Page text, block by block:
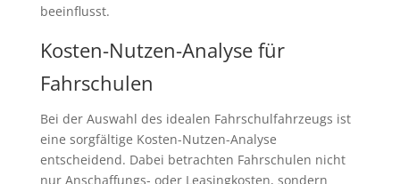
beeinflusst.
Kosten-Nutzen-Analyse für
Fahrschulen
Bei der Auswahl des idealen Fahrschulfahrzeugs ist
eine sorgfältige Kosten-Nutzen-Analyse
entscheidend. Dabei betrachten Fahrschulen nicht
nur Anschaffungs- oder Leasingkosten, sondern